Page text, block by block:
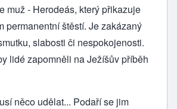
muž - Herodeás, který přikazuje
permanentní štěstí. Je zakázaný
slabosti či nespokojenosti.
lidé zapomněli na Ježíšův příběh
něco udělat... Podaří se jim